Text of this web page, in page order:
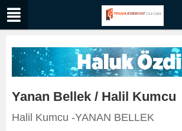
Yanan Bellek / Halil Kumcu
Halil Kumcu -YANAN BELLEK